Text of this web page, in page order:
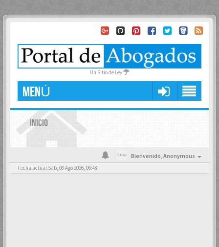
Un Sitio de Ley
MENÚ
INICIO
Bienvenido,Anonymous
Fecha actual Sab, 08 Ago 2026, 06:48